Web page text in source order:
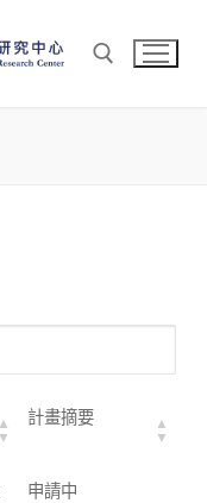
計畫摘要
申請中